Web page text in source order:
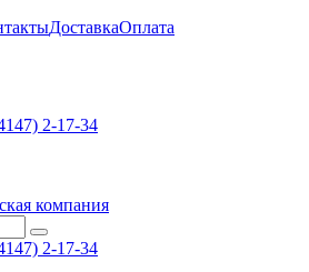
ДоставкаОплата
2-17-34
2-17-34